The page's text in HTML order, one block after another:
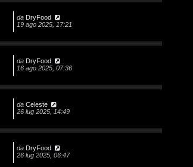
da DryFood
19 ago 2025, 17:21
da DryFood
16 ago 2025, 07:36
da Celeste
26 lug 2025, 14:49
da DryFood
26 lug 2025, 06:47